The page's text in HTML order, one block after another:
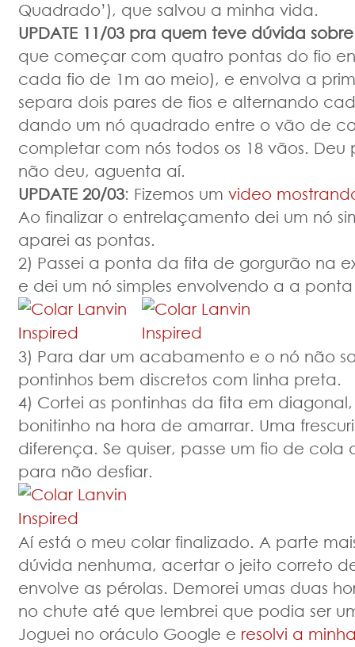
Quadrado’), que salvou a minha vida.
UPDATE 11/03 pra quem teve dúvida
que começar com quatro pontas do fio
cada fio de 1m ao meio), e envolva a
separa dois pares de fios e alternando
dando um nó quadrado entre o vão de
completar com nós todos os 18 vãos. Deu
não deu, aguenta aí.
UPDATE 20/03: Fizemos um video
Ao finalizar o entrelaçamento dei um nó
aparei as pontas.
2) Passei a ponta da fita de gorgurão na
e dei um nó simples envolvendo a a
3) Para dar um acabamento e o nó não
pontinhos bem discretos com linha preta.
4) Cortei as pontinhas da fita em
bonitinho na hora de amarrar. Uma
diferença. Se quiser, passe um fio de cola
para não desfiar.
Aí está o meu colar finalizado. A parte
dúvida nenhuma, acertar o jeito correto
envolve as pérolas. Demorei umas duas
no chute até que lembrei que podia ser
Joguei no oráculo Google e resolvi a